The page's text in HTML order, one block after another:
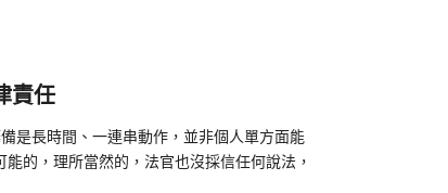
責任
是長時間、一連串動作，並非個人單方面能
的，理所當然的，法官也沒採信任何說法，